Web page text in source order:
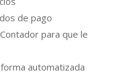
de pago
para que le
automatizada